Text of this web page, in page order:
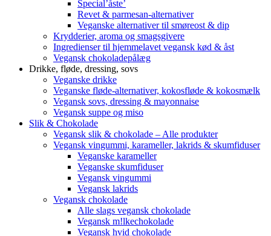
Special’åste’
Revet & parmesan-alternativer
Veganske alternativer til smøreost & dip
Krydderier, aroma og smagsgivere
Ingredienser til hjemmelavet vegansk kød & åst
Vegansk chokoladepålæg
Drikke, fløde, dressing, sovs
Veganske drikke
Veganske fløde-alternativer, kokosfløde & kokosmælk
Vegansk sovs, dressing & mayonnaise
Vegansk suppe og miso
Slik & Chokolade
Vegansk slik & chokolade – Alle produkter
Vegansk vingummi, karameller, lakrids & skumfiduser
Veganske karameller
Veganske skumfiduser
Vegansk vingummi
Vegansk lakrids
Vegansk chokolade
Alle slags vegansk chokolade
Vegansk m!lkechokolade
Vegansk hvid chokolade